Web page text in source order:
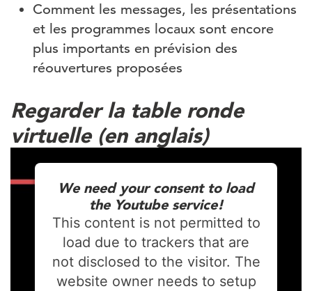
Comment les messages, les présentations
et les programmes locaux sont encore
plus importants en prévision des
réouvertures proposées
Regarder la table ronde
virtuelle (en anglais)
We need your consent to load
the Youtube service!
This content is not permitted to
load due to trackers that are
not disclosed to the visitor. The
website owner needs to setup